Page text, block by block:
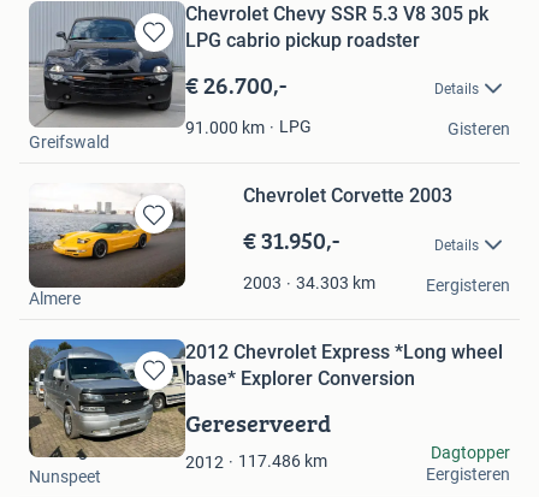
Bewaren
in
Mijn
Favorieten
Chevrolet Chevy SSR 5.3 V8 305 pk
LPG cabrio pickup roadster
€ 26.700,- Details
91.000 km LPG
Robert Klitzing
Greifswald
Gisteren
Bewaren
in
Mijn
Chevrolet Corvette 2003
€ 31.950,- Details
2003 34.303 km
House of Speed
Almere
Eergisteren
Bewaren
in
Mijn
Favorieten
2012 Chevrolet Express *Long wheel
base* Explorer Conversion
Gereserveerd
2012 117.486 km
The Big 3
Nunspeet
Dagtopper
Eergisteren